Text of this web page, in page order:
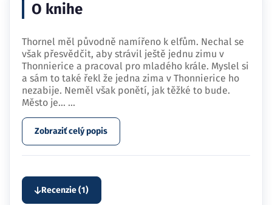
O knihe
Thornel měl původně namířeno k elfům. Nechal se
však přesvědčit, aby strávil ještě jednu zimu v
Thonnierice a pracoval pro mladého krále. Myslel si
a sám to také řekl že jedna zima v Thonnierice ho
nezabije. Neměl však ponětí, jak těžké to bude.
Město je… ...
Zobraziť celý popis
Recenzie (1)